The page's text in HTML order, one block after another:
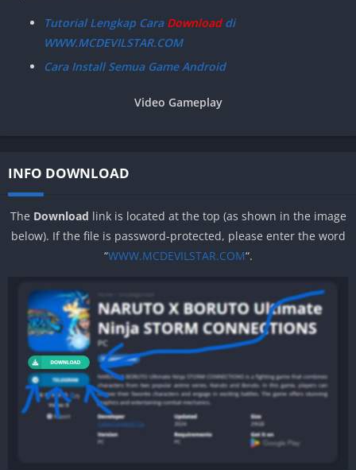
Tutorial Lengkap CaraDownloaddi
WWW.MCDEVILSTAR.COM
Cara Install Semua Game Android
Video Gameplay
INFO DOWNLOAD
The Download link is located at the top (as shown in the image
below). If the file is password-protected, please enter the word
“WWW.MCDEVILSTAR.COM“.